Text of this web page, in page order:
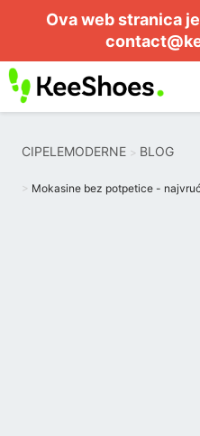
Ova web stranica
CIPELEMODERNE BLOG
Mokasine bez potpetice -